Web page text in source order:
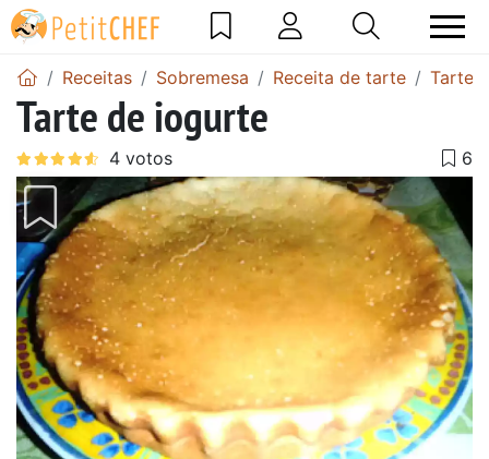
Receitas Sobremesa Receita de tarte Tarte
Tarte de iogurte